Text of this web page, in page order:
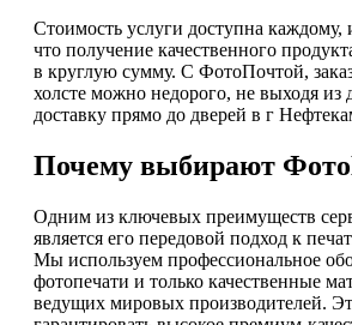
Стоимость услуги доступна каждому,
что получение качественного
в круглую сумму. С ФотоПочтой,
холсте можно недорого, не выходя из
доставку прямо до дверей в г
Почему выбирают
Одним из ключевых преимуществ
является его передовой подход к
Мы используем профессиональное
фотопечати и только качественные
ведущих мировых производителей.